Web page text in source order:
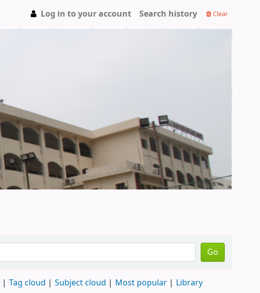
Log in to your account Search history Clear
Go
Tag cloud Subject cloud Most popular Library